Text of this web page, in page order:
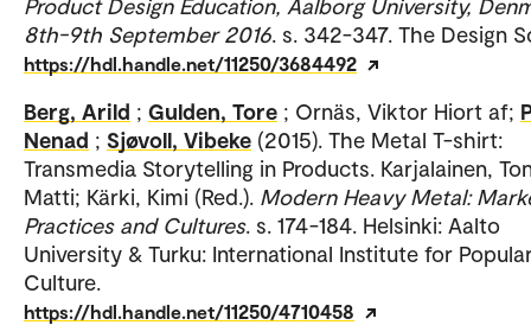
Product Design Education, Aalborg University,
8th-9th September 2016. s. 342-347. The Design
https://hdl.handle.net/11250/3684492
Berg, Arild ; Gulden, Tore ; Ornäs, Viktor Hiort af;
Nenad ; Sjøvoll, Vibeke (2015). The Metal T-shirt:
Transmedia Storytelling in Products. Karjalainen,
Matti; Kärki, Kimi (Red.). Modern Heavy Metal:
Practices and Cultures. s. 174-184. Helsinki: Aalto
University & Turku: International Institute for
Culture.
https://hdl.handle.net/11250/4710458